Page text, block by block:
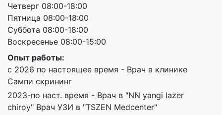
Четверг 08:00-18:00
Пятница 08:00-18:00
Суббота 08:00-18:00
Воскресенье 08:00-15:00
Опыт работы:
с 2026 по настоящее время - Врач в клинике
Сампи скрининг
2023-по наст. время - Врач в "NN yangi lazer
chiroy" Врач УЗИ в "TSZEN Medcenter"